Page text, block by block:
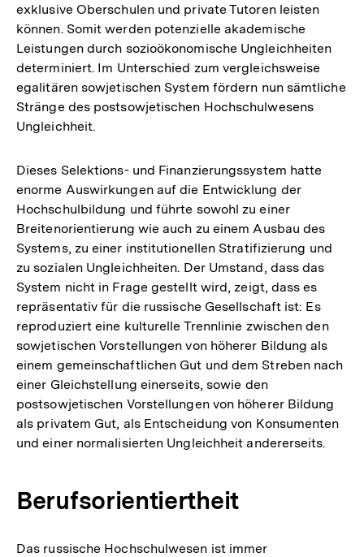
exklusive Oberschulen und private Tutoren leisten
können. Somit werden potenzielle akademische
Leistungen durch sozioökonomische Ungleichheiten
determiniert. Im Unterschied zum vergleichsweise
egalitären sowjetischen System fördern nun sämtliche
Stränge des postsowjetischen Hochschulwesens
Ungleichheit.
Dieses Selektions- und Finanzierungssystem hatte
enorme Auswirkungen auf die Entwicklung der
Hochschulbildung und führte sowohl zu einer
Breitenorientierung wie auch zu einem Ausbau des
Systems, zu einer institutionellen Stratifizierung und
zu sozialen Ungleichheiten. Der Umstand, dass das
System nicht in Frage gestellt wird, zeigt, dass es
repräsentativ für die russische Gesellschaft ist: Es
reproduziert eine kulturelle Trennlinie zwischen den
sowjetischen Vorstellungen von höherer Bildung als
einem gemeinschaftlichen Gut und dem Streben nach
einer Gleichstellung einerseits, sowie den
postsowjetischen Vorstellungen von höherer Bildung
als privatem Gut, als Entscheidung von Konsumenten
und einer normalisierten Ungleichheit andererseits.
Berufsorientiertheit
Das russische Hochschulwesen ist immer